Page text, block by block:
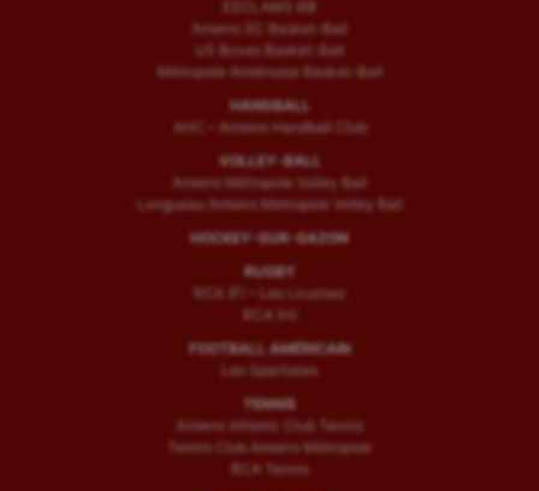
ESCLAMS BB
Amiens SC Basket-Ball
US Boves Basket-Ball
Métropole Amiénoise Basket-Ball
HANDBALL
AHC – Amiens Handball Club
VOLLEY-BALL
Amiens Métropole Volley Ball
Longueau Amiens Metropole Volley Ball
HOCKEY-SUR-GAZON
RUGBY
RCA (F) – Les Licornes
RCA (H)
FOOTBALL AMÉRICAIN
Les Spartiates
TENNIS
Amiens Athletic Club Tennis
Tennis Club Amiens Métropole
RCA Tennis